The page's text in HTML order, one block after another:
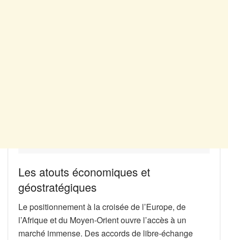
Les atouts économiques et
géostratégiques
Le positionnement à la croisée de l’Europe, de
l’Afrique et du Moyen-Orient ouvre l’accès à un
marché immense. Des accords de libre-échange